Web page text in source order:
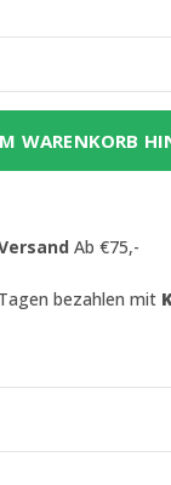
WARENKORB
Ab €75,-
bezahlen mit